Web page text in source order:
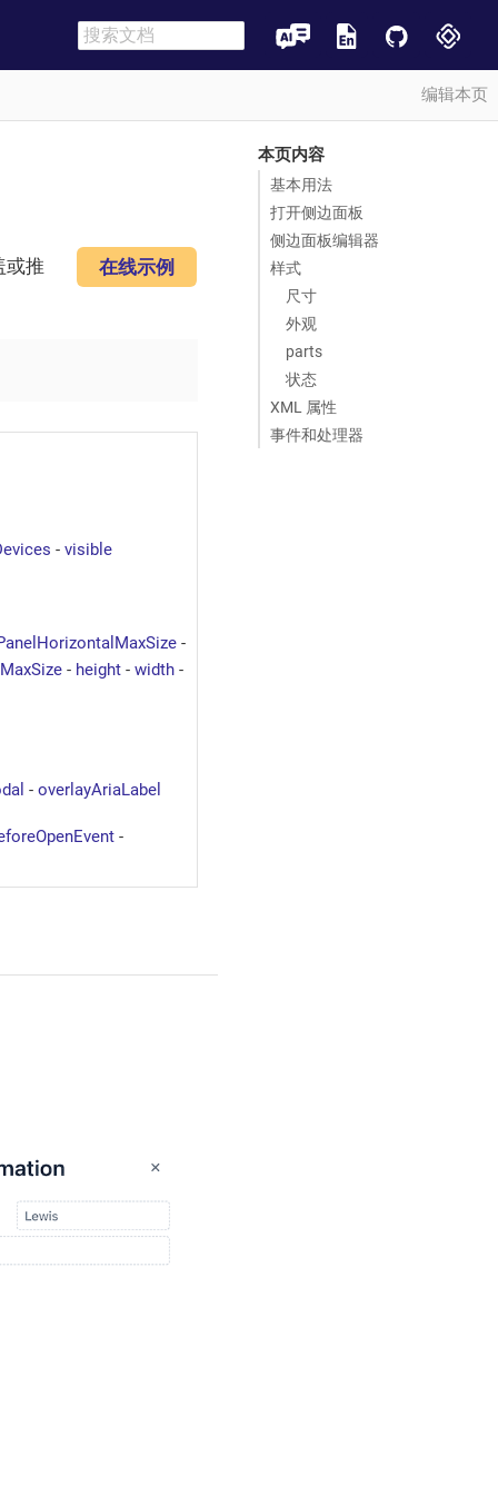
编辑本页
本页内容
基本用法
打开侧边面板
侧边面板编辑器
样式
尺寸
外观
parts
状态
XML 属性
事件和处理器
在线示例
或推
- visible
-
- height - width -
- overlayAriaLabel
-